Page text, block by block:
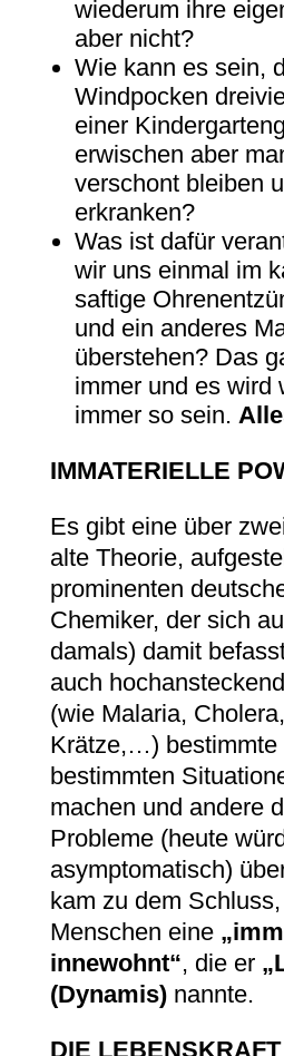
wiederum ihre
aber nicht?
Wie kann es sein,
Windpocken
einer
erwischen aber
verschont bleiben
erkranken?
Was ist dafür
wir uns einmal im
saftige
und ein anderes
überstehen? Das
immer und es wird
immer so sein.
IMMATERIELLE
Es gibt eine über
alte Theorie,
prominenten
Chemiker, der sich
damals) damit
auch
(wie Malaria,
Krätze,…) bestimmte
bestimmten
machen und andere
Probleme (heute
asymptomatisch)
kam zu dem
Menschen eine
innewohnt“, die er
(Dynamis)nannte.
DIE